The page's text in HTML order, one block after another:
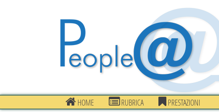
HOME RUBRICA PRESTAZIONI